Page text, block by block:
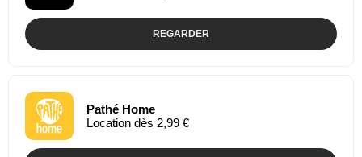
REGARDER
Pathé Home
Location dès 2,99 €